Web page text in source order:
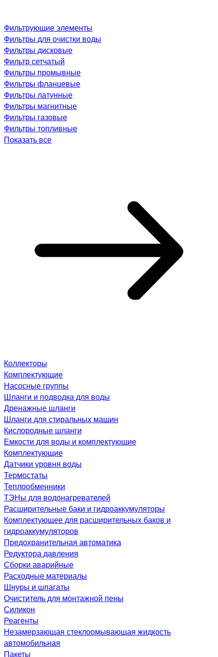
Фильтрующие элементы
Фильтры для очистки воды
Фильтры дисковые
Фильтр сетчатый
Фильтры промывные
Фильтры фланцевые
Фильтры латунные
Фильтры магнитные
Фильтры газовые
Фильтры топливные
Показать все
Коллекторы
Комплектующие
Насосные группы
Шланги и подводка для воды
Дренажные шланги
Шланги для стиральных машин
Кислородные шланги
Емкости для воды и комплектующие
Комплектующие
Датчики уровня воды
Термостаты
Теплообменники
ТЭНы для водонагревателей
Расширительные баки и гидроаккумуляторы
Комплектующее для расширительных баков и
гидроаккумуляторов
Предохранительная автоматика
Редуктора давления
Сборки аварийные
Расходные материалы
Шнуры и шпагаты
Очиститель для монтажной пены
Силикон
Реагенты
Незамерзающая стеклоомывающая жидкость
автомобильная
Пакеты